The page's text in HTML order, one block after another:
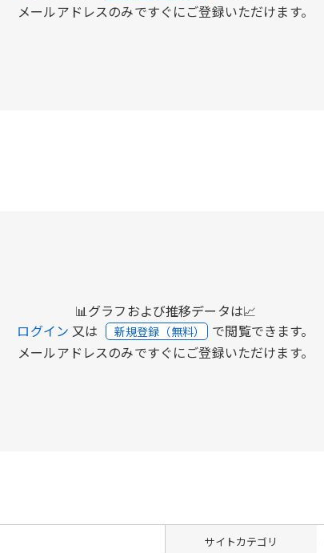
メールアドレスのみですぐにご登録いただけます。
📊グラフおよび推移データは📈
ログイン 又は 新規登録（無料） で閲覧できます。
メールアドレスのみですぐにご登録いただけます。
サイトカテゴリ